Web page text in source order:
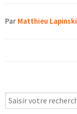
Par Matthieu Lapinski